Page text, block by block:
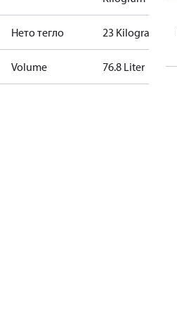
Нето тегло 23 Kilogram
Volume 76.8 Liter